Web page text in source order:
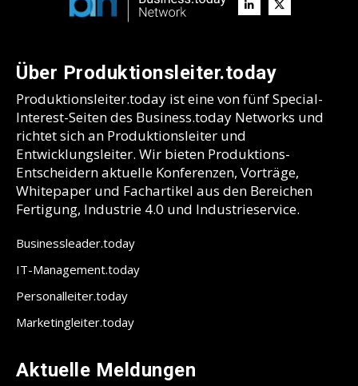
Über Produktionsleiter.today
Produktionsleiter.today ist eine von fünf Special-
Interest-Seiten des Business.today Networks und
richtet sich an Produktionsleiter und
Entwicklungsleiter. Wir bieten Produktions-
Entscheidern aktuelle Konferenzen, Vorträge,
Whitepaper und Fachartikel aus den Bereichen
Fertigung, Industrie 4.0 und Industrieservice.
Businessleader.today
IT-Management.today
Personalleiter.today
Marketingleiter.today
Aktuelle Meldungen